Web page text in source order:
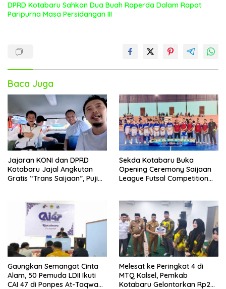
DPRD Kotabaru Sahkan Dua Buah Raperda Dalam Rapat
Paripurna Masa Persidangan III
Baca Juga
Jajaran KONI dan DPRD
Kotabaru Jajal Angkutan
Gratis “Trans Saijaan”, Puji
Sekda Kotabaru Buka
Opening Ceremony Saijaan
League Futsal Competition
Gaungkan Semangat Cinta
Alam, 50 Pemuda LDII Ikuti
CAI 47 di Ponpes At-Taqwa
Melesat ke Peringkat 4 di
MTQ Kalsel, Pemkab
Kotabaru Gelontorkan Rp265